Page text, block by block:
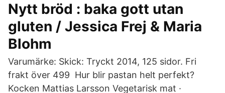
Nytt bröd : baka gott utan
gluten / Jessica Frej & Maria
Blohm
Varumärke: Skick: Tryckt 2014, 125 sidor. Fri
frakt över 499 Hur blir pastan helt perfekt?
Kocken Mattias Larsson Vegetarisk mat ·